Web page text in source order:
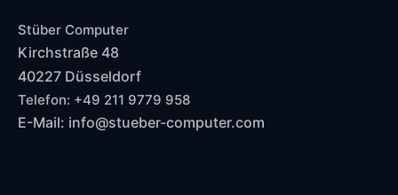
Stüber Computer
Kirchstraße 48
40227 Düsseldorf
Telefon: +49 211 9779 958
E-Mail: info@stueber-computer.com